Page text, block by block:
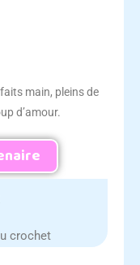
main, pleins de
d’amour.
crochet